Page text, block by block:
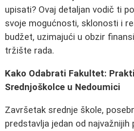
upisati? Ovaj detaljan vodič ti
svoje mogućnosti, sklonosti i
budžet, uzimajući u obzir
tržište rada.
Kako Odabrati Fakultet:
Srednjoškolce u Nedoumici
Završetak srednje škole,
predstavlja jedan od